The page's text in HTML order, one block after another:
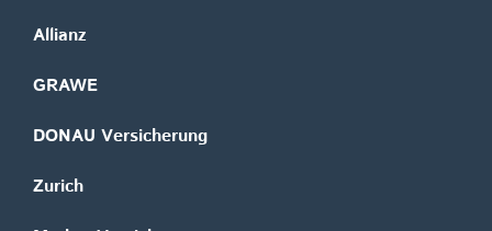
Allianz
GRAWE
DONAU Versicherung
Zurich